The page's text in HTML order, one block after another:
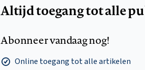
Altijd toegang tot alle
Abonneer vandaag nog!
Online toegang tot alle artikelen